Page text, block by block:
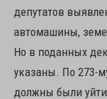
депутатов
автомашины,
Но в поданных
указаны. По 273-
должны были